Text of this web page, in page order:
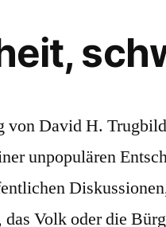
von David H.
unpopulären
das Volk oder die